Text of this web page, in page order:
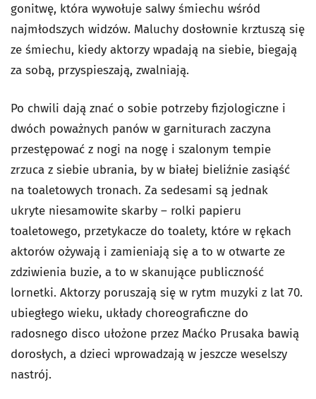
gonitwę, która wywołuje salwy śmiechu wśród
najmłodszych widzów. Maluchy dosłownie krztuszą się
ze śmiechu, kiedy aktorzy wpadają na siebie, biegają
za sobą, przyspieszają, zwalniają.
Po chwili dają znać o sobie potrzeby fizjologiczne i
dwóch poważnych panów w garniturach zaczyna
przestępować z nogi na nogę i szalonym tempie
zrzuca z siebie ubrania, by w białej bieliźnie zasiąść
na toaletowych tronach. Za sedesami są jednak
ukryte niesamowite skarby – rolki papieru
toaletowego, przetykacze do toalety, które w rękach
aktorów ożywają i zamieniają się a to w otwarte ze
zdziwienia buzie, a to w skanujące publiczność
lornetki. Aktorzy poruszają się w rytm muzyki z lat 70.
ubiegłego wieku, układy choreograficzne do
radosnego disco ułożone przez Maćko Prusaka bawią
dorosłych, a dzieci wprowadzają w jeszcze weselszy
nastrój.